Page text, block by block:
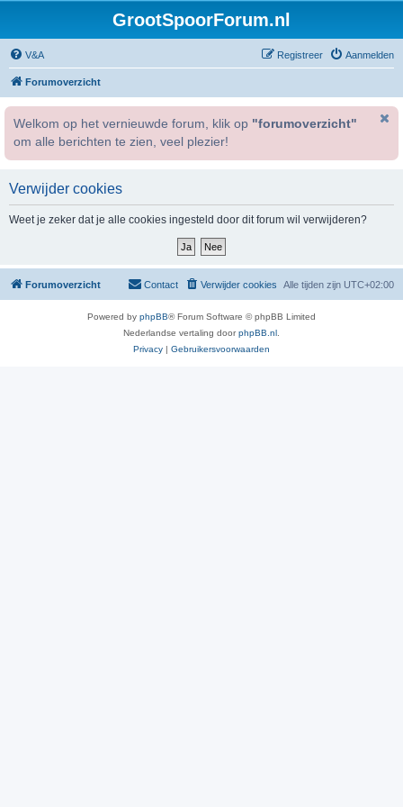
GrootSpoorForum.nl
V&A Aanmelden
Registreer
Forumoverzicht
Welkom op het vernieuwde forum, klik op "forumoverzicht"
om alle berichten te zien, veel plezier!
Verwijder cookies
Weet je zeker dat je alle cookies ingesteld door dit forum wil verwijderen?
Forumoverzicht Alle tijden zijn UTC+02:00
Verwijder cookies
Contact
Powered by phpBB® Forum Software © phpBB Limited
Nederlandse vertaling doorphpBB.nl
Privacy | Gebruikersvoorwaarden